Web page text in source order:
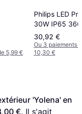
5,99 €
Philips LED
30W IP65
Applique
30,92 €
Ou 3 paiements
10,30 €
'Yolena' en
€. Il s'agit